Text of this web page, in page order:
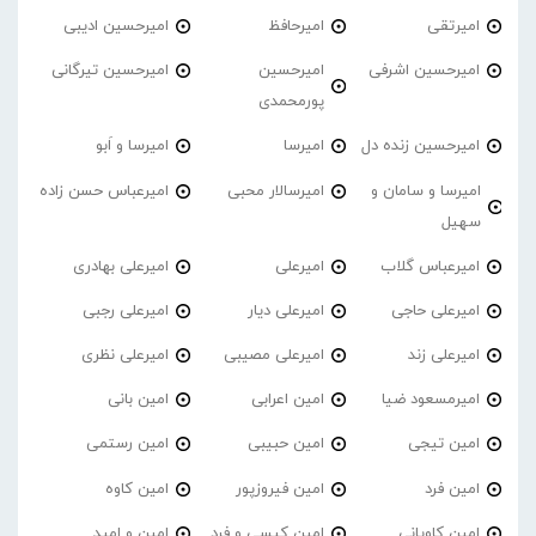
امیرتقی امیرحافظ امیرحسین ادیبی
امیرحسین اشرفی
امیرحسین
پورمحمدی
امیرحسین تیرگانی
امیرحسین زنده دل امیرسا امیرسا و اَبو
امیرسا و سامان و
سهیل
امیرسالار محبی امیرعباس حسن زاده
امیرعباس گلاب امیرعلی امیرعلی بهادری
امیرعلی حاجی امیرعلی دیار امیرعلی رجبی
امیرعلی زند امیرعلی مصیبی امیرعلی نظری
امیرمسعود ضیا امین اعرابی امین بانی
امین تیجی امین حبیبی امین رستمی
امین فرد امین فیروزپور امین کاوه